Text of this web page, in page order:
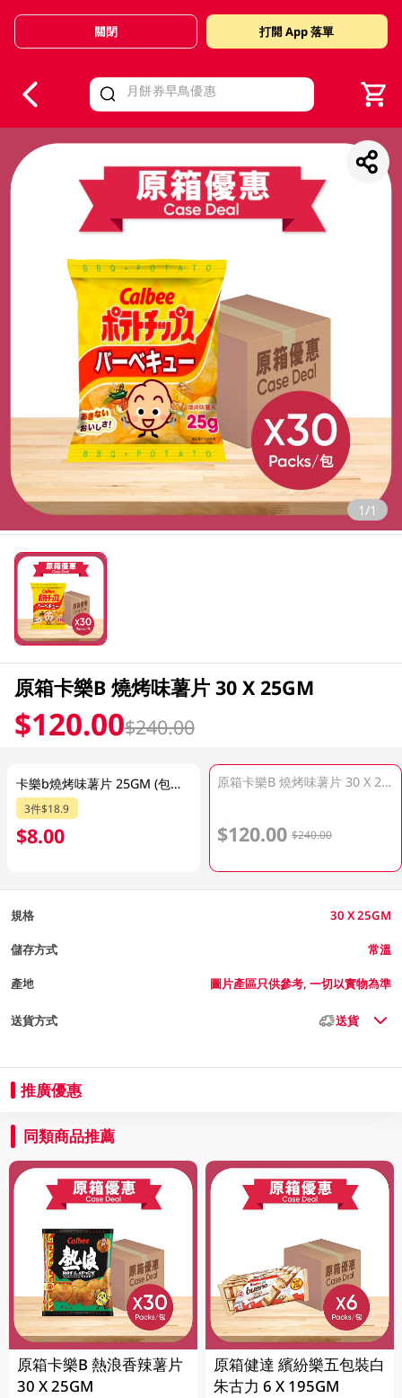
Valid Until 30 June 2026
關閉 打開 App 落單
1/1
原箱卡樂B 燒烤味薯片 30 X 25GM
$120.00$240.00
卡樂b燒烤味薯片 25GM (包裝隨機發放)
3件$18.9
$8.00
原箱卡樂B 燒烤味薯片 30 X 25GM
$120.00 $240.00
規格 30 X 25GM
儲存方式 常溫
產地 圖片產區只供參考, 一切以實物為準
送貨方式 送貨
推廣優惠
同類商品推薦
原箱卡樂B 熱浪香辣薯片
30 X 25GM
原箱健達 繽紛樂五包裝白
朱古力 6 X 195GM